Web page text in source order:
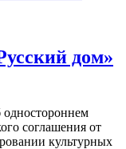
дом»
соглашения от
культурных